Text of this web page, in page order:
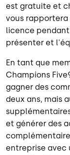
est gratuite et
vous rapportera
licence pendant
présenter et
En tant que
Champions
gagner des
deux ans, mais
et générer des
entreprise avec